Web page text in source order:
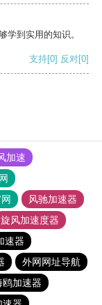
学到实用的知识。
支持[0] 反对[0]
加速
风驰加速器
旋风加速度器
速器
外网网址导航
鸥加速器